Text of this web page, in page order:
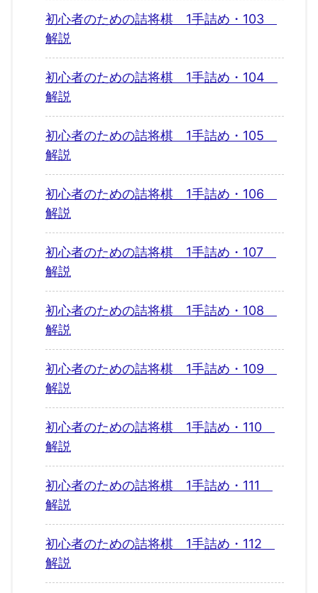
初心者のための詰将棋 1手詰め・103
解説
初心者のための詰将棋 1手詰め・104
解説
初心者のための詰将棋 1手詰め・105
解説
初心者のための詰将棋 1手詰め・106
解説
初心者のための詰将棋 1手詰め・107
解説
初心者のための詰将棋 1手詰め・108
解説
初心者のための詰将棋 1手詰め・109
解説
初心者のための詰将棋 1手詰め・110
解説
初心者のための詰将棋 1手詰め・111
解説
初心者のための詰将棋 1手詰め・112
解説